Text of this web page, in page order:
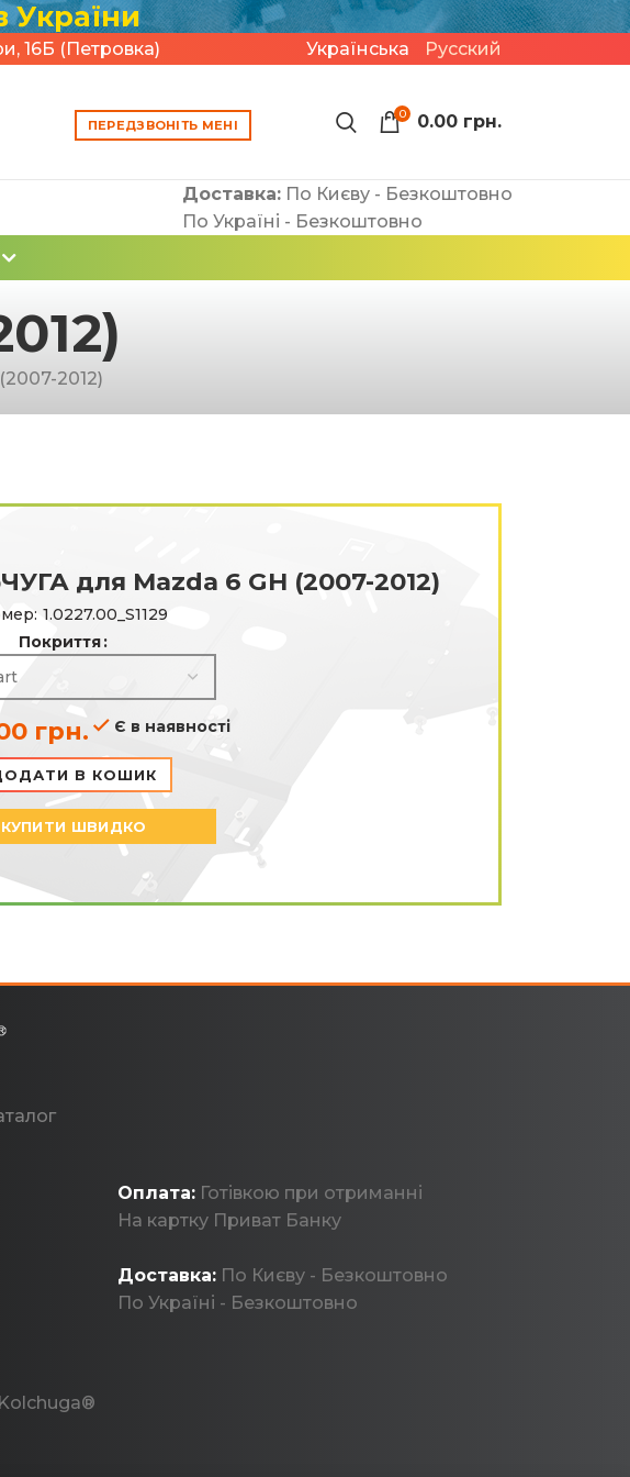
України
16Б (Петровка) Українська Русский
ПЕРЕДЗВОНІТЬ МЕНІ
0 0.00 грн.
Доставка: По Києву - Безкоштовно
По Україні - Безкоштовно
2012)
для Mazda 6 GH (2007-2012)
1.0227.00_S1129
Покриття
грн. Є в наявності
В КОШИК
КУПИТИ ШВИДКО
Оплата: Готівкою при отриманні
На картку Приват Банку
Доставка: По Києву - Безкоштовно
По Україні - Безкоштовно